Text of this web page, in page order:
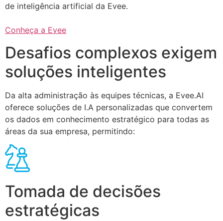
de inteligência artificial da Evee.
Conheça a Evee
Desafios complexos exigem
soluções inteligentes
Da alta administração às equipes técnicas, a Evee.AI
oferece soluções de I.A personalizadas que convertem
os dados em conhecimento estratégico para todas as
áreas da sua empresa, permitindo:
Tomada de decisões
estratégicas